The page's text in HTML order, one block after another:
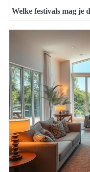
Welke festivals mag je